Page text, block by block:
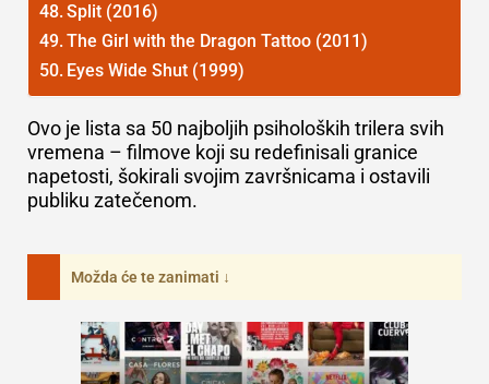
Split (2016)
The Girl with the Dragon Tattoo (2011)
Eyes Wide Shut (1999)
Ovo je lista sa 50 najboljih psiholoških trilera svih
vremena – filmove koji su redefinisali granice
napetosti, šokirali svojim završnicama i ostavili
publiku zatečenom.
Možda će te zanimati ↓